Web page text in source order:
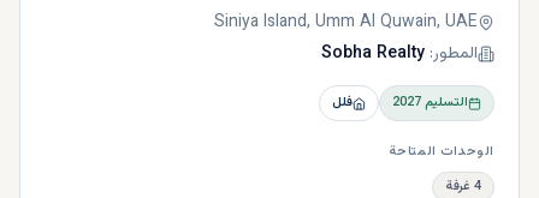
Siniya Island, Umm Al Quwain, UAE
المطور: Sobha Realty
التسليم2027 فلل
الوحدات المتاحة
4 غرفة